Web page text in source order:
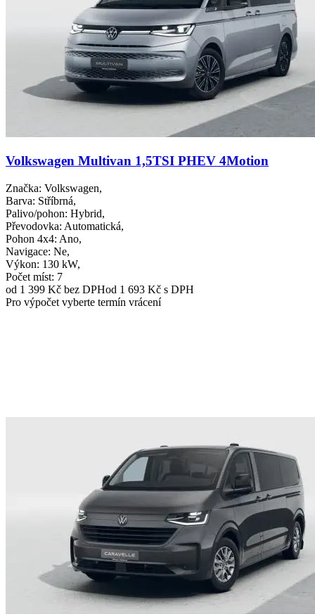
Volkswagen Multivan 1,5TSI PHEV 4Motion
Značka: Volkswagen,
Barva: Stříbrná,
Palivo/pohon: Hybrid,
Převodovka: Automatická,
Pohon 4x4: Ano,
Navigace: Ne,
Výkon: 130 kW,
Počet míst: 7
od 1 399 Kč bez DPHod 1 693 Kč s DPH
Pro výpočet vyberte termín vrácení